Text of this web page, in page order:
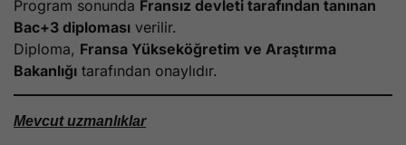
Program sonunda Fransız devleti tarafından tanınan
Bac+3 diploması verilir.
Diploma, Fransa Yükseköğretim ve Araştırma
Bakanlığı tarafından onaylıdır.
Mevcut uzmanlıklar